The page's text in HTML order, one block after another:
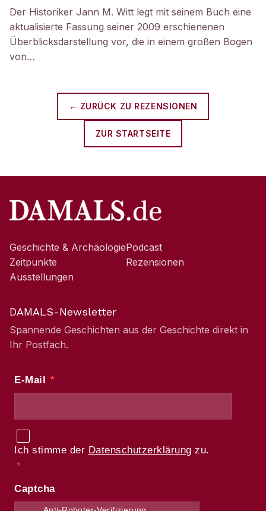
Der Historiker Jann M. Witt legt mit seinem Buch eine
aktualisierte Fassung seiner 2009 erschienenen
Überblicksdarstellung vor, die in einem großen Bogen
von…
← ZURÜCK ZU REZENSIONEN
ZUR STARTSEITE
Geschichte & Archäologie
Zeitpunkte
Ausstellungen
Podcast
Rezensionen
DAMALS-Newsletter
Spannende Geschichten aus der Geschichte direkt in
Ihr Postfach.